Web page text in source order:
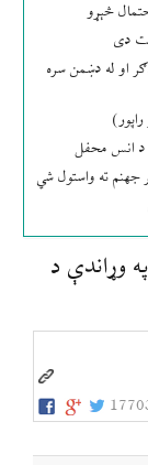
څېړو
دی
او له دښمن سره
د انس محفل
جهنم ته واستول شي
وړاندې د